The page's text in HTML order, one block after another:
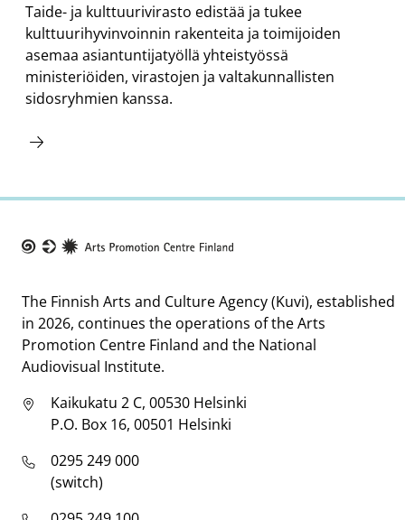
Taide- ja kulttuurivirasto edistää ja tukee
kulttuurihyvinvoinnin rakenteita ja toimijoiden
asemaa asiantuntijatyöllä yhteistyössä
ministeriöiden, virastojen ja valtakunnallisten
sidosryhmien kanssa.
The Finnish Arts and Culture Agency (Kuvi), established
in 2026, continues the operations of the Arts
Promotion Centre Finland and the National
Audiovisual Institute.
Kaikukatu 2 C, 00530 Helsinki
P.O. Box 16, 00501 Helsinki
0295 249 000
(switch)